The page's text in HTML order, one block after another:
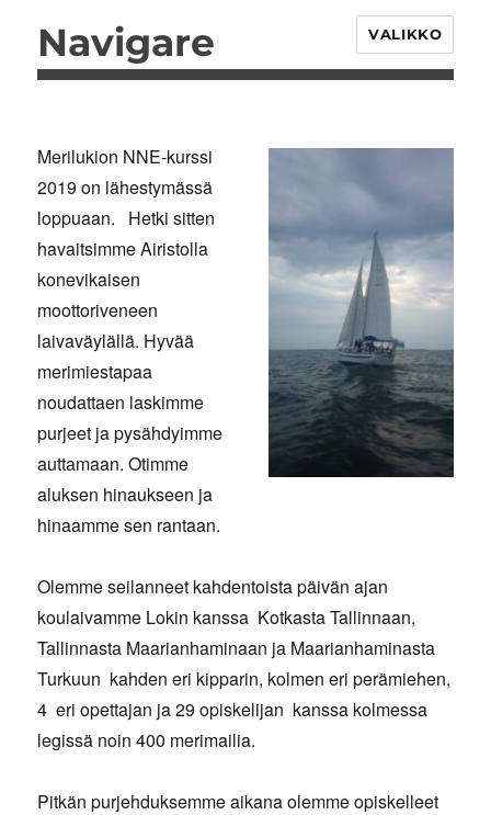
Navigare VALIKKO
Merilukion NNE-kurssi
2019 on lähestymässä
loppuaan. Hetki sitten
havaitsimme Airistolla
konevikaisen
moottoriveneen
laivaväylällä. Hyvää
merimiestapaa
noudattaen laskimme
purjeet ja pysähdyimme
auttamaan. Otimme
aluksen hinaukseen ja
hinaamme sen rantaan.
Olemme seilanneet kahdentoista päivän ajan
koulaivamme Lokin kanssa Kotkasta Tallinnaan,
Tallinnasta Maarianhaminaan ja Maarianhaminasta
Turkuun kahden eri kipparin, kolmen eri perämiehen,
4 eri opettajan ja 29 opiskelijan kanssa kolmessa
legissä noin 400 merimailia.
Pitkän purjehduksemme aikana olemme opiskelleet